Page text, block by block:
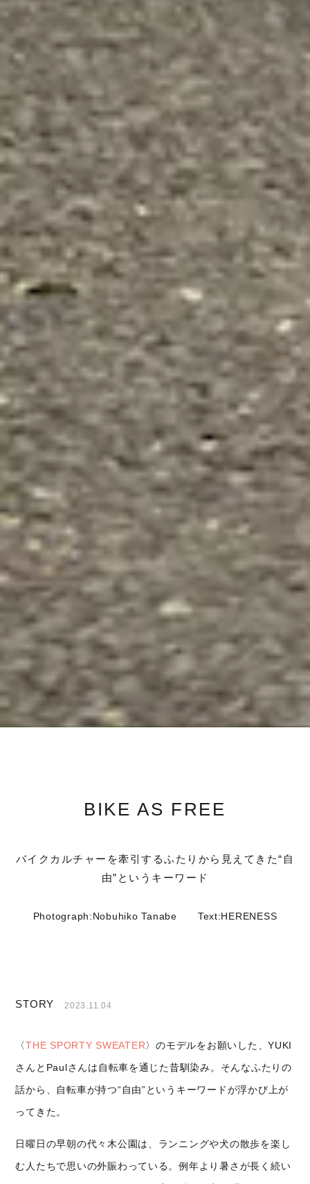
BIKE AS FREE
バイクカルチャーを牽引するふたりから見えてきた“自
由”というキーワード
Photograph:Nobuhiko Tanabe Text:HERENESS
STORY 2023.11.04
〈THE SPORTY SWEATER〉のモデルをお願いした、YUKI
さんとPaulさんは自転車を通じた昔馴染み。そんなふたりの
話から、自転車が持つ“自由”というキーワードが浮かび上が
ってきた。
日曜日の早朝の代々木公園は、ランニングや犬の散歩を楽し
む人たちで思いの外賑わっている。例年より暑さが長く続い